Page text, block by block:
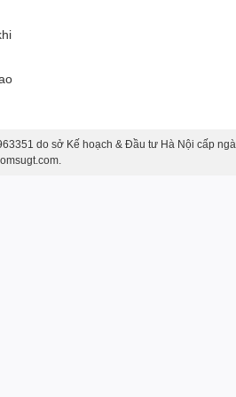
cholọ hoa chân váy vẽ hoa
do sở Kế hoạch & Đầu tư Hà Nội cấp